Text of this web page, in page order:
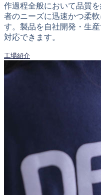
作過程全般において品質
者のニーズに迅速かつ柔
す。製品を自社開発・生
対応できます。
工場紹介